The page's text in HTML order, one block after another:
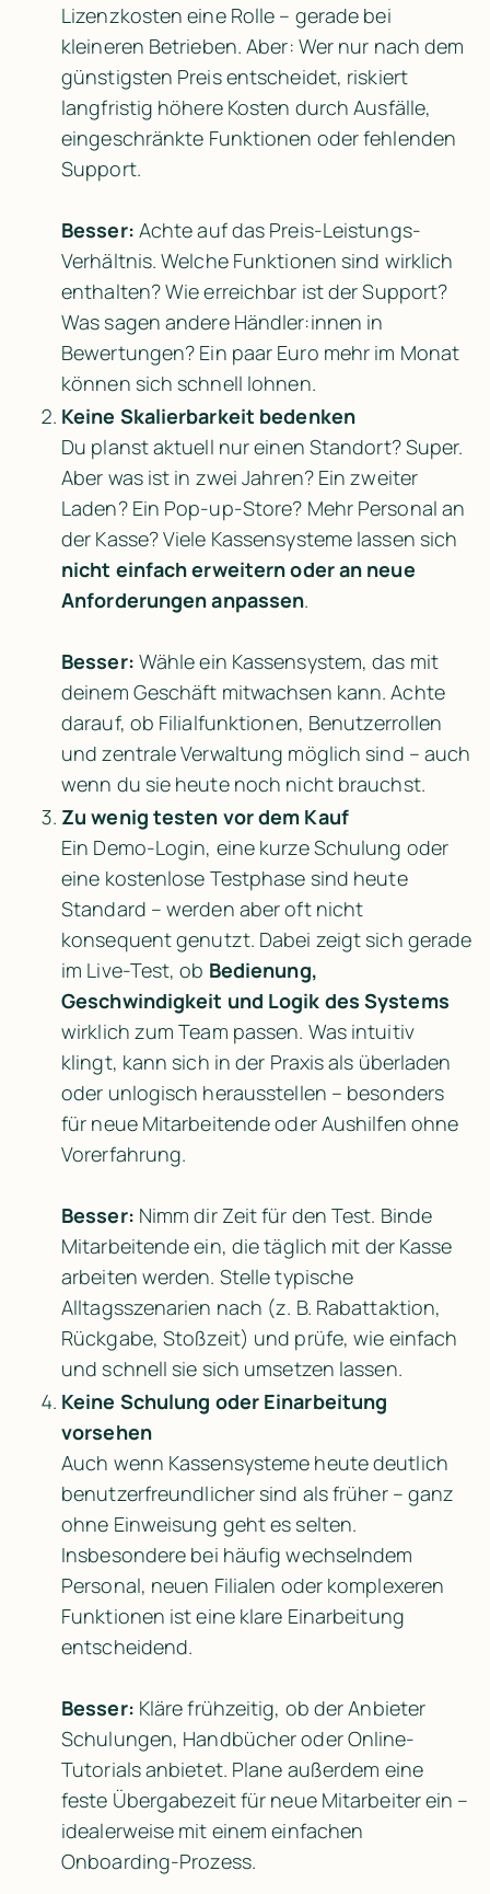
Lizenzkosten eine Rolle – gerade bei
kleineren Betrieben. Aber: Wer nur nach dem
günstigsten Preis entscheidet, riskiert
langfristig höhere Kosten durch Ausfälle,
eingeschränkte Funktionen oder fehlenden
Support.
Besser: Achte auf das Preis-Leistungs-
Verhältnis. Welche Funktionen sind wirklich
enthalten? Wie erreichbar ist der Support?
Was sagen andere Händler:innen in
Bewertungen? Ein paar Euro mehr im Monat
können sich schnell lohnen.
Keine Skalierbarkeit bedenken
Du planst aktuell nur einen Standort? Super.
Aber was ist in zwei Jahren? Ein zweiter
Laden? Ein Pop-up-Store? Mehr Personal an
nicht einfach erweitern oder an neue
Anforderungen anpassen.
Besser: Wähle ein Kassensystem, das mit
deinem Geschäft mitwachsen kann. Achte
darauf, ob Filialfunktionen, Benutzerrollen
und zentrale Verwaltung möglich sind – auch
wenn du sie heute noch nicht brauchst.
Zu wenig testen vor dem Kauf
Ein Demo-Login, eine kurze Schulung oder
eine kostenlose Testphase sind heute
Standard – werden aber oft nicht
konsequent genutzt. Dabei zeigt sich gerade
im Live-Test, ob Bedienung,
Geschwindigkeit und Logik des Systems
wirklich zum Team passen. Was intuitiv
klingt, kann sich in der Praxis als überladen
oder unlogisch herausstellen – besonders
für neue Mitarbeitende oder Aushilfen ohne
Vorerfahrung.
Besser: Nimm dir Zeit für den Test. Binde
Mitarbeitende ein, die täglich mit der Kasse
arbeiten werden. Stelle typische
Alltagsszenarien nach (z. B. Rabattaktion,
Rückgabe, Stoßzeit) und prüfe, wie einfach
und schnell sie sich umsetzen lassen.
Keine Schulung oder Einarbeitung
vorsehen
Auch wenn Kassensysteme heute deutlich
benutzerfreundlicher sind als früher – ganz
ohne Einweisung geht es selten.
Insbesondere bei häufig wechselndem
Personal, neuen Filialen oder komplexeren
Funktionen ist eine klare Einarbeitung
entscheidend.
Besser: Kläre frühzeitig, ob der Anbieter
Schulungen, Handbücher oder Online-
Tutorials anbietet. Plane außerdem eine
feste Übergabezeit für neue Mitarbeiter ein –
idealerweise mit einem einfachen
Onboarding-Prozess.